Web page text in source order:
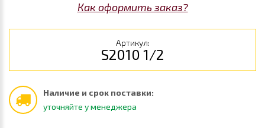
Как оформить заказ?
Артикул:
S2010 1/2
Наличие и срок поставки:
уточняйте у менеджера